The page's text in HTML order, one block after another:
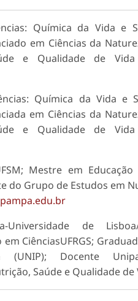
Química da Vida e
em Ciências da
e Qualidade de Vida
Química da Vida e
em Ciências da
e Qualidade de Vida
Mestre em Educação
Grupo de Estudos em
de
CiênciasUFRGS;
(UNIP); Docente
Saúde e Qualidade de